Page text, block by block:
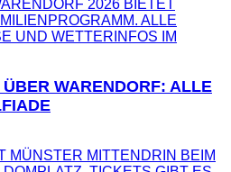
WARENDORF: ALLE